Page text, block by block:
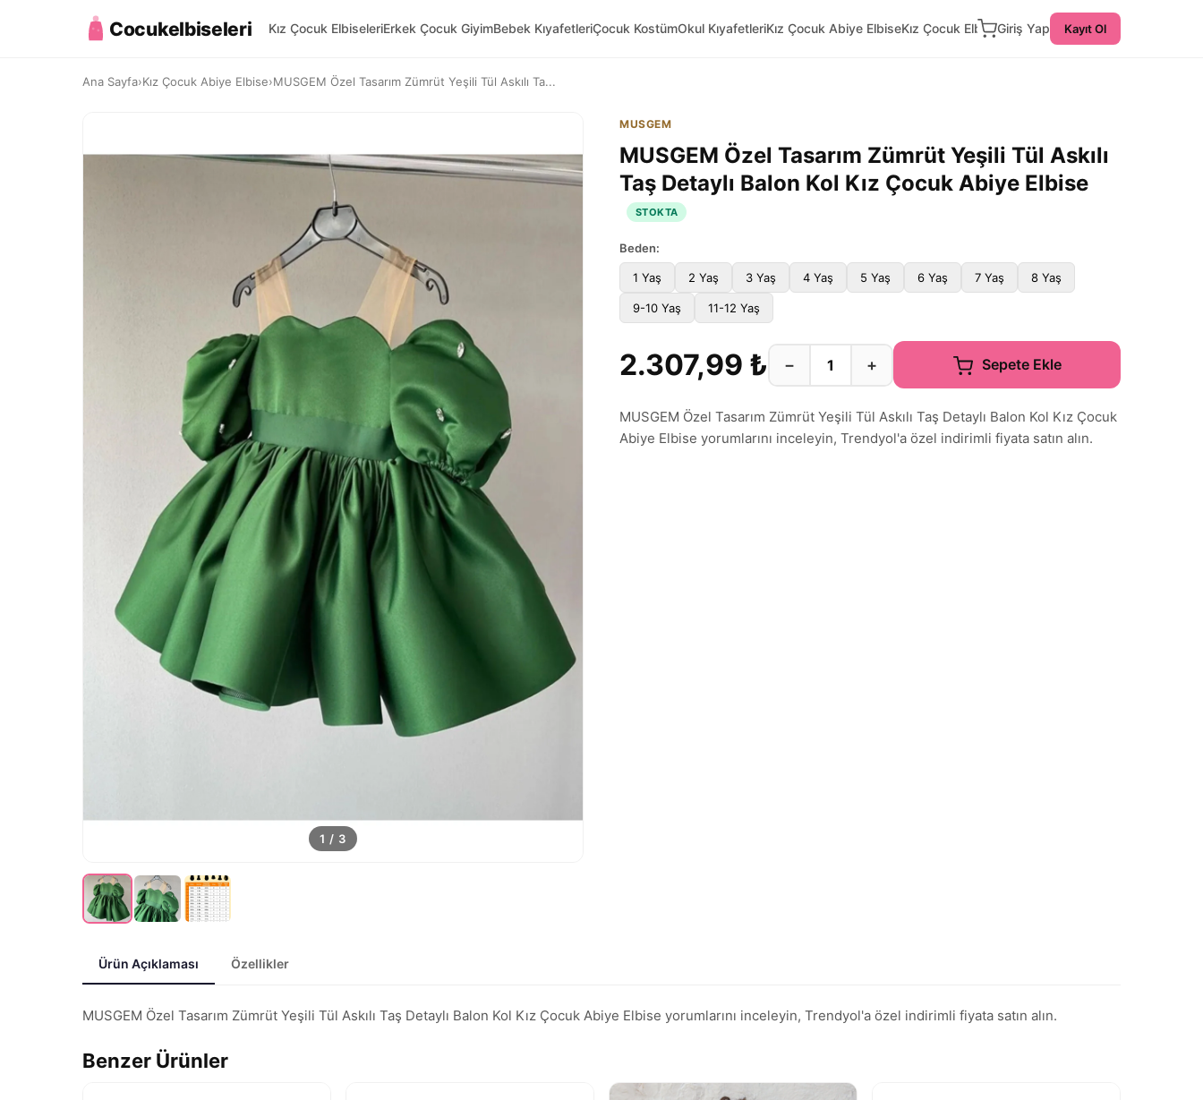
Cocukelbiseleri Kız Çocuk ElbiseleriErkek Çocuk GiyimBebek KıyafetleriÇocuk KostümOkul KıyafetleriKız Çocuk Abiye ElbiseKız Çocuk ElbiseGiriş Yap Kayıt Ol
Ana Sayfa›Kız Çocuk Abiye Elbise›MUSGEM Özel Tasarım Zümrüt Yeşili Tül Askılı Ta...
1 / 3
MUSGEM
MUSGEM Özel Tasarım Zümrüt Yeşili Tül Askılı
Taş Detaylı Balon Kol Kız Çocuk Abiye Elbise
STOKTA
Beden:
1 Yaş 2 Yaş 3 Yaş 4 Yaş 5 Yaş 6 Yaş 7 Yaş 8 Yaş
9-10 Yaş 11-12 Yaş
2.307,99 ₺ − + Sepete Ekle
MUSGEM Özel Tasarım Zümrüt Yeşili Tül Askılı Taş Detaylı Balon Kol Kız Çocuk
Abiye Elbise yorumlarını inceleyin, Trendyol'a özel indirimli fiyata satın alın.
Ürün Açıklaması Özellikler
MUSGEM Özel Tasarım Zümrüt Yeşili Tül Askılı Taş Detaylı Balon Kol Kız Çocuk Abiye Elbise yorumlarını inceleyin, Trendyol'a özel indirimli fiyata satın alın.
Benzer Ürünler